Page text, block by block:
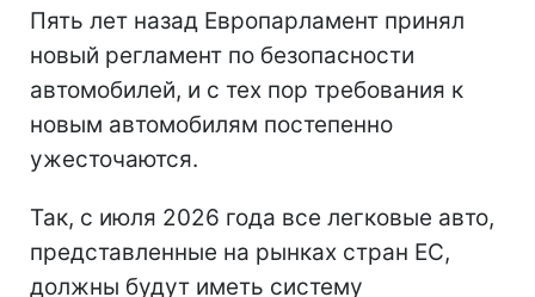
Пять лет назад Европарламент принял
новый регламент по безопасности
автомобилей, и с тех пор требования к
новым автомобилям постепенно
ужесточаются.
Так, с июля 2026 года все легковые авто,
представленные на рынках стран ЕС,
должны будут иметь систему